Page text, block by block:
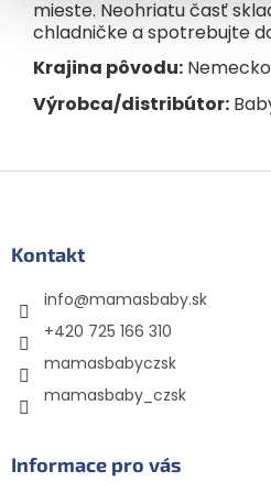
mieste. Neohriatu časť
chladničke a spotrebujte
Krajina pôvodu:
Výrobca/distribútor:
Kontakt
info@mamasbaby.sk
+420 725 166 310
mamasbabyczsk
mamasbaby_czsk
Informace pro vás